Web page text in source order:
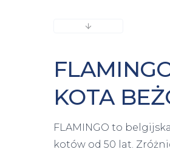
Następny slajd
KOTA
FLAMINGO to
kotów od 50 lat.